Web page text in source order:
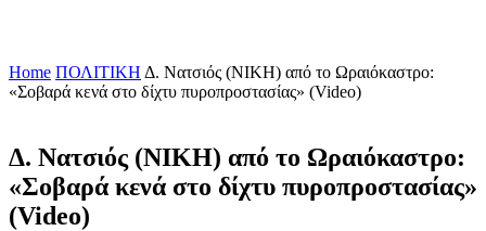
Home ΠΟΛΙΤΙΚΗ Δ. Νατσιός (ΝΙΚΗ) από το Ωραιόκαστρο:
«Σοβαρά κενά στο δίχτυ πυροπροστασίας» (Video)
Δ. Νατσιός (ΝΙΚΗ) από το Ωραιόκαστρο:
«Σοβαρά κενά στο δίχτυ πυροπροστασίας»
(Video)